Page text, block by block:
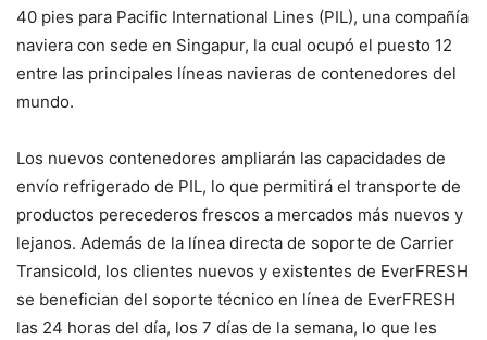
40 pies para Pacific International Lines (PIL), una compañía
naviera con sede en Singapur, la cual ocupó el puesto 12
entre las principales líneas navieras de contenedores del
mundo.
Los nuevos contenedores ampliarán las capacidades de
envío refrigerado de PIL, lo que permitirá el transporte de
productos perecederos frescos a mercados más nuevos y
lejanos. Además de la línea directa de soporte de Carrier
Transicold, los clientes nuevos y existentes de EverFRESH
se benefician del soporte técnico en línea de EverFRESH
las 24 horas del día, los 7 días de la semana, lo que les